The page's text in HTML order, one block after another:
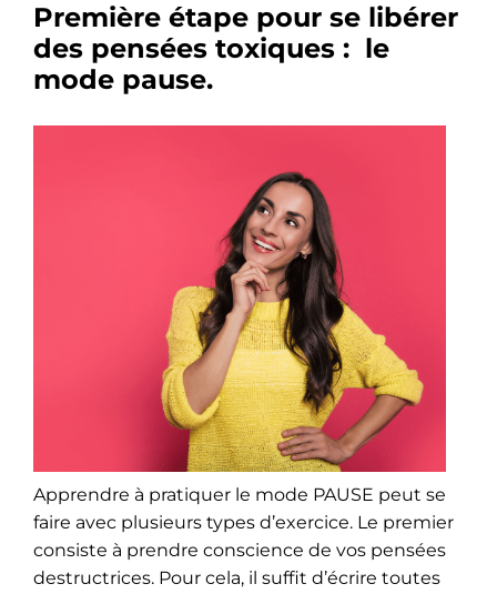
Première étape pour se libérer
des pensées toxiques : le
mode pause.
Apprendre à pratiquer le mode PAUSE peut se
faire avec plusieurs types d’exercice. Le premier
consiste à prendre conscience de vos pensées
destructrices. Pour cela, il suffit d’écrire toutes